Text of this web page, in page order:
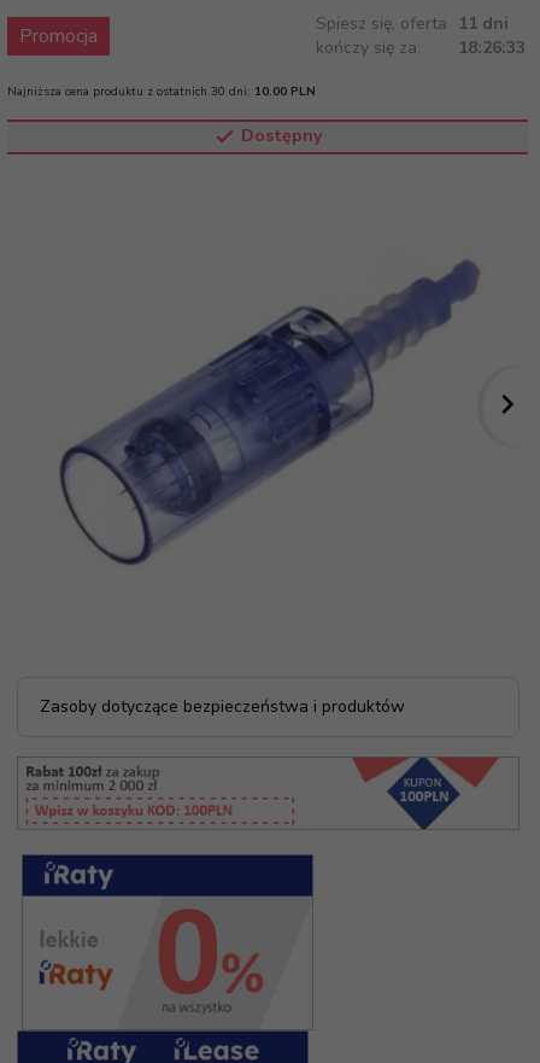
Promocja
Spiesz się, oferta
kończy się za:
11 dni
18:26:33
Najniższa cena produktu z ostatnich 30 dni: 10.00 PLN
Dostępny
Zasoby dotyczące bezpieczeństwa i produktów